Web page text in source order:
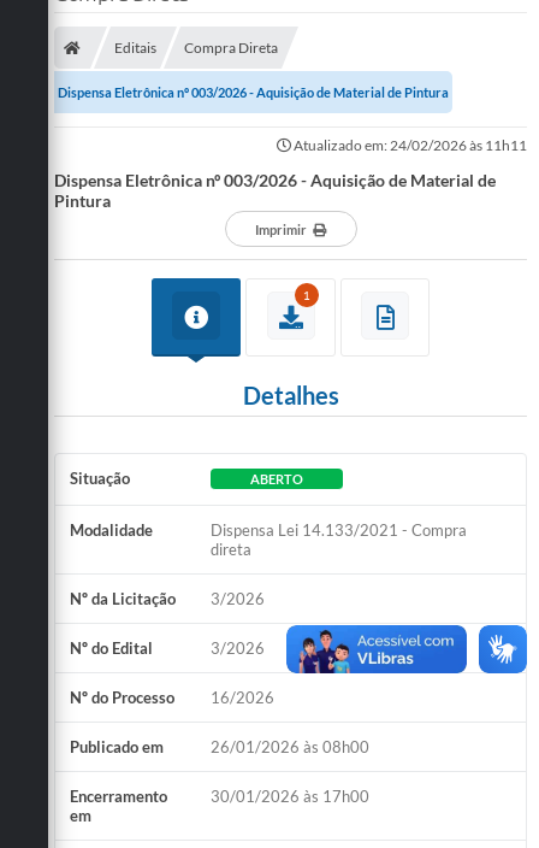
ÁGUA
COMPRAS E LICITAÇÕES
Editais Compra Direta
Dispensa Eletrônica nº 003/2026 - Aquisição de Material de Pintura
Atualizado em: 24/02/2026 às 11h11
Dispensa Eletrônica nº 003/2026 - Aquisição de Material de
Pintura
Imprimir
1
Detalhes
Situação ABERTO
Modalidade
Dispensa Lei 14.133/2021 - Compra
direta
Nº da Licitação 3/2026
Nº do Edital 3/2026
Nº do Processo 16/2026
Publicado em 26/01/2026 às 08h00
Encerramento
em
30/01/2026 às 17h00